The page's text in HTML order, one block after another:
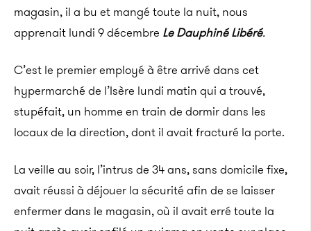
magasin, il a bu et mangé toute la nuit, nous
apprenait lundi 9 décembre Le Dauphiné Libéré.
C’est le premier employé à être arrivé dans cet
hypermarché de l’Isère lundi matin qui a trouvé,
stupéfait, un homme en train de dormir dans les
locaux de la direction, dont il avait fracturé la porte.
La veille au soir, l’intrus de 34 ans, sans domicile fixe,
avait réussi à déjouer la sécurité afin de se laisser
enfermer dans le magasin, où il avait erré toute la